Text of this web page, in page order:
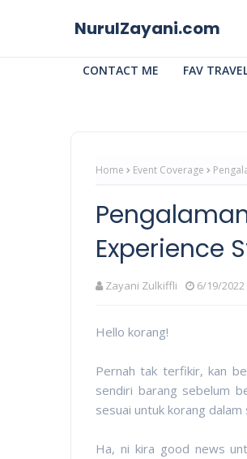
NurulZayani.com
CONTACT ME FAV
Home Event Coverage
Experience
Zayani Zulkiffli 6/19/2022
Hello korang!
Pernah tak terfikir, kan
sendiri barang sebelum
sesuai untuk korang
Ha, ni kira good news